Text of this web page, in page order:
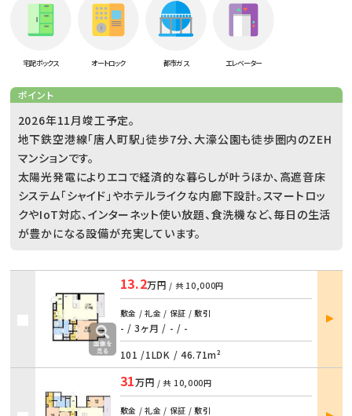
宅配ボックス オートロック 都市ガス エレベーター
ポイント
2026年11月竣工予定。
地下鉄空港線「唐人町駅」徒歩7分、大濠公園も徒歩圏内のZEH
マンションです。
太陽光発電によりエコで経済的な暮らしが叶うほか、高遮音床
システム「シャイド」やホテルライクな内廊下設計。スマートロッ
クやIoT対応、インターネット使い放題、食洗機など、毎日の生活
が豊かになる設備が充実しています。
13.2万円 / 共 10,000円
敷金 / 礼金 / 保証 / 敷引
- / 3ヶ月 / - / -
101 /1LDK / 46.71m²
部屋
詳細
31万円 / 共 10,000円
敷金 / 礼金 / 保証 / 敷引
部屋